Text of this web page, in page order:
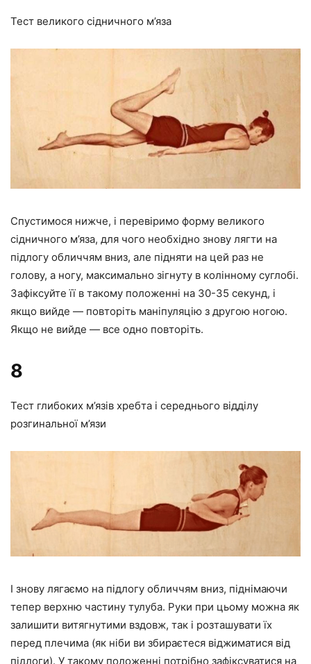
Тест великого сідничного м’яза
Спустимося нижче, і перевіримо форму великого
сідничного м’яза, для чого необхідно знову лягти на
підлогу обличчям вниз, але підняти на цей раз не
голову, а ногу, максимально зігнуту в колінному суглобі.
Зафіксуйте її в такому положенні на 30-35 секунд, і
якщо вийде — повторіть маніпуляцію з другою ногою.
Якщо не вийде — все одно повторіть.
8
Тест глибоких м’язів хребта і середнього відділу
розгинальної м’язи
І знову лягаємо на підлогу обличчям вниз, піднімаючи
тепер верхню частину тулуба. Руки при цьому можна як
залишити витягнутими вздовж, так і розташувати їх
перед плечима (як ніби ви збираєтеся віджиматися від
підлоги). У такому положенні потрібно зафіксуватися на